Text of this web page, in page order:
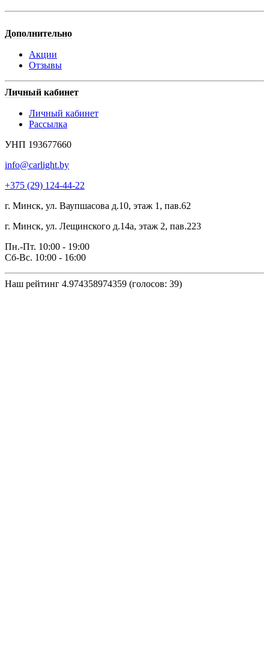
Дополнительно
Акции
Отзывы
Личный кабинет
Личный кабинет
Рассылка
УНП 193677660
info@carlight.by
+375 (29) 124-44-22
г. Минск, ул. Ваупшасова д.10, этаж 1, пав.62
г. Минск, ул. Лещинского д.14а, этаж 2, пав.223
Пн.-Пт. 10:00 - 19:00
Сб-Вс. 10:00 - 16:00
Наш рейтинг 4.974358974359 (голосов: 39)